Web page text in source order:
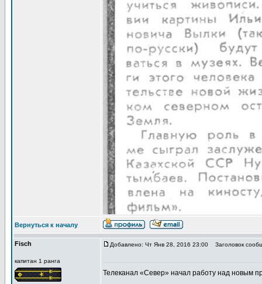
Вернуться к началу
Fisch
капитан 1 ранга
Добавлено: Чт Янв 28, 2016 23:00 Заголовок
Телеканал «Север» начал работу над новым